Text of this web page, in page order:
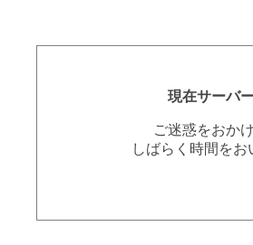
現在サーバ
ご迷惑をおか
しばらく時間を